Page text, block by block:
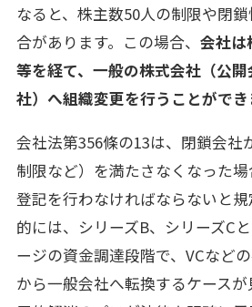
なると、株主数50人の制限や閉
合があります。この場合、 会社は
等を経て、一般の株式会社（公
社）へ組織変更を行うことができ
会社法第356條の13は、閉鎖会社
制限など）を満たさなくなった
登記を行わなければならないと
的には、シリーズB、シリーズC
ージの資金調達段階で、VCなど
から一般会社へ転換するケースが